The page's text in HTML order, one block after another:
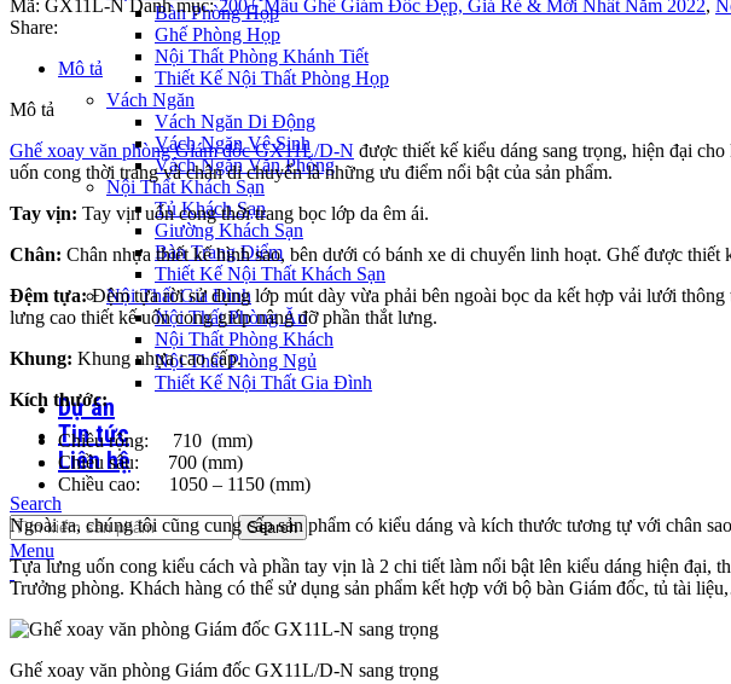
Bàn Phòng Họp
Ghế Phòng Họp
Nội Thất Phòng Khánh Tiết
Thiết Kế Nội Thất Phòng Họp
Vách Ngăn
Vách Ngăn Di Động
Vách Ngăn Vệ Sinh
Vách Ngăn Văn Phòng
Nội Thất Khách Sạn
Tủ Khách Sạn
Giường Khách Sạn
Bàn Trang Điểm
Thiết Kế Nội Thất Khách Sạn
Nội Thất Gia Đình
Nội Thất Phòng Ăn
Nội Thất Phòng Khách
Nội Thất Phòng Ngủ
Thiết Kế Nội Thất Gia Đình
Dự án
Tin tức
Liên hệ
Search
Search
Menu
Mã: GX11L-NDanh mục: 200+ Mẫu Ghế Giám Đốc Đẹp, Giá Rẻ & Mới Nhất Năm 2022,
Share:
Mô tả
Mô tả
Ghế xoay văn phòng Giám đốc GX11L/D-N được thiết kế kiểu dáng sang trọng, hiện đại
uốn cong thời trang và chân di chuyển là những ưu điểm nổi bật của sản phẩm.
Tay vịn: Tay vịn uốn cong thời trang bọc lớp da êm ái.
Chân: Chân nhựa thiết kế hình sao, bên dưới có bánh xe di chuyển linh hoạt. Ghế được
Đệm tựa:Đệm tựa rời sử dụng lớp mút dày vừa phải bên ngoài bọc da kết hợp vải lưới
lưng cao thiết kế uốn cong giúp nâng đỡ phần thắt lưng.
Khung: Khung nhựa cao cấp.
Kích thước:
Chiều rộng: 710 (mm)
Chiều sâu: 700 (mm)
Chiều cao: 1050 – 1150 (mm)
Ngoài ra, chúng tôi cũng cung cấp sản phẩm có kiểu dáng và kích thước tương tự với chân
Tựa lưng uốn cong kiểu cách và phần tay vịn là 2 chi tiết làm nổi bật lên kiểu dáng hiện đại,
Trưởng phòng. Khách hàng có thể sử dụng sản phẩm kết hợp với bộ bàn Giám đốc, tủ tài
Ghế xoay văn phòng Giám đốc GX11L/D-N sang trọng